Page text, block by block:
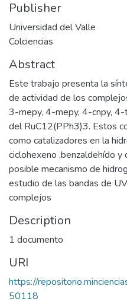
Publisher
Universidad del Valle
Colciencias
Abstract
Este trabajo presenta la
de actividad de los
3-mepy, 4-mepy, 4-cnpy, 4-
del RuC12(PPh3)3. Estos
como catalizadores en la
ciclohexeno ,benzaldehído y
posible mecanismo de
estudio de las bandas de
complejos
Description
1 documento
URI
https://
50118